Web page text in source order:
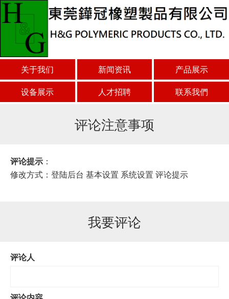
关于我们 新闻资讯
产品展示
设备展示
人才招聘 联系我們
评论注意事项
评论提示 ：
修改方式：登陆后台 基本设置 系统设置 评论提示
我要评论
评论人